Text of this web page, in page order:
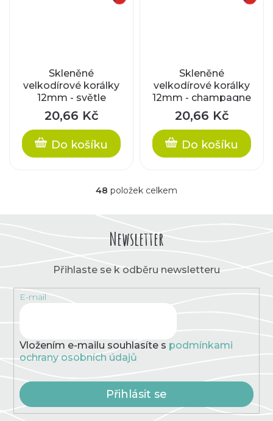
Skleněné
velkodírové korálky
12mm - světle
modré/pokov
20,66 Kč
Do košíku
Skleněné
velkodírové korálky
12mm - champagne
20,66 Kč
Do košíku
O
d
c
í
p
v
ý
i
s
48 položek celkem
Newsletter
Přihlaste se k odběru newsletteru
E-mail
Vložením e-mailu souhlasíte s podmínkami
ochrany osobních údajů
Přihlásit se